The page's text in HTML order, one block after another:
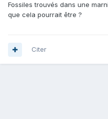
Fossiles trouvés dans une
que cela pourrait être ?
Citer